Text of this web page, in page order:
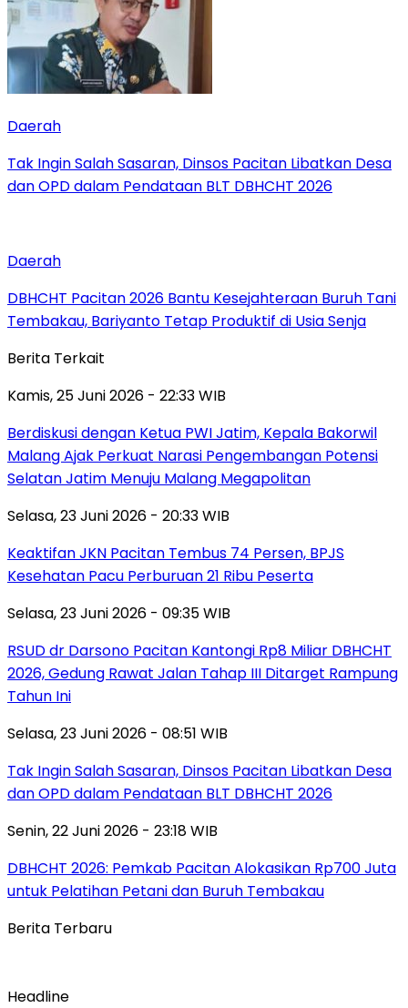
Daerah
Tak Ingin Salah Sasaran, Dinsos Pacitan Libatkan Desa
dan OPD dalam Pendataan BLT DBHCHT 2026
Daerah
DBHCHT Pacitan 2026 Bantu Kesejahteraan Buruh Tani
Tembakau, Bariyanto Tetap Produktif di Usia Senja
Berita Terkait
Kamis, 25 Juni 2026 - 22:33 WIB
Berdiskusi dengan Ketua PWI Jatim, Kepala Bakorwil
Malang Ajak Perkuat Narasi Pengembangan Potensi
Selatan Jatim Menuju Malang Megapolitan
Selasa, 23 Juni 2026 - 20:33 WIB
Keaktifan JKN Pacitan Tembus 74 Persen, BPJS
Kesehatan Pacu Perburuan 21 Ribu Peserta
Selasa, 23 Juni 2026 - 09:35 WIB
RSUD dr Darsono Pacitan Kantongi Rp8 Miliar DBHCHT
2026, Gedung Rawat Jalan Tahap III Ditarget Rampung
Tahun Ini
Selasa, 23 Juni 2026 - 08:51 WIB
Tak Ingin Salah Sasaran, Dinsos Pacitan Libatkan Desa
dan OPD dalam Pendataan BLT DBHCHT 2026
Senin, 22 Juni 2026 - 23:18 WIB
DBHCHT 2026: Pemkab Pacitan Alokasikan Rp700 Juta
untuk Pelatihan Petani dan Buruh Tembakau
Berita Terbaru
Headline